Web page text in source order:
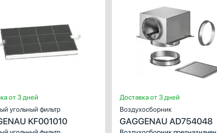
для посудомоечных машин
пластик
ХАРАКТЕРИСТИКИ
Предназначение: для
от 3 дней
угольный фильтр
KF001010
Доставка от 3 дней
Воздухосборник
GAGGENAU AD754048